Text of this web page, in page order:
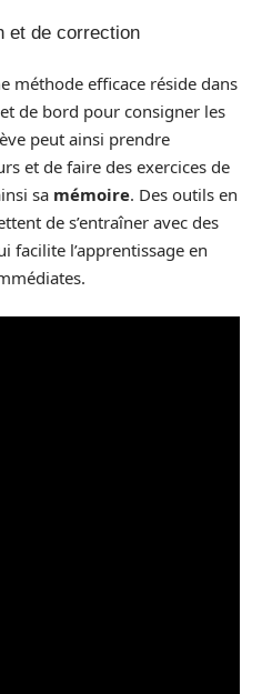
et de correction
méthode efficace réside dans
de bord pour consigner les
peut ainsi prendre
et de faire des exercices de
sa mémoire. Des outils en
de s’entraîner avec des
facilite l’apprentissage en